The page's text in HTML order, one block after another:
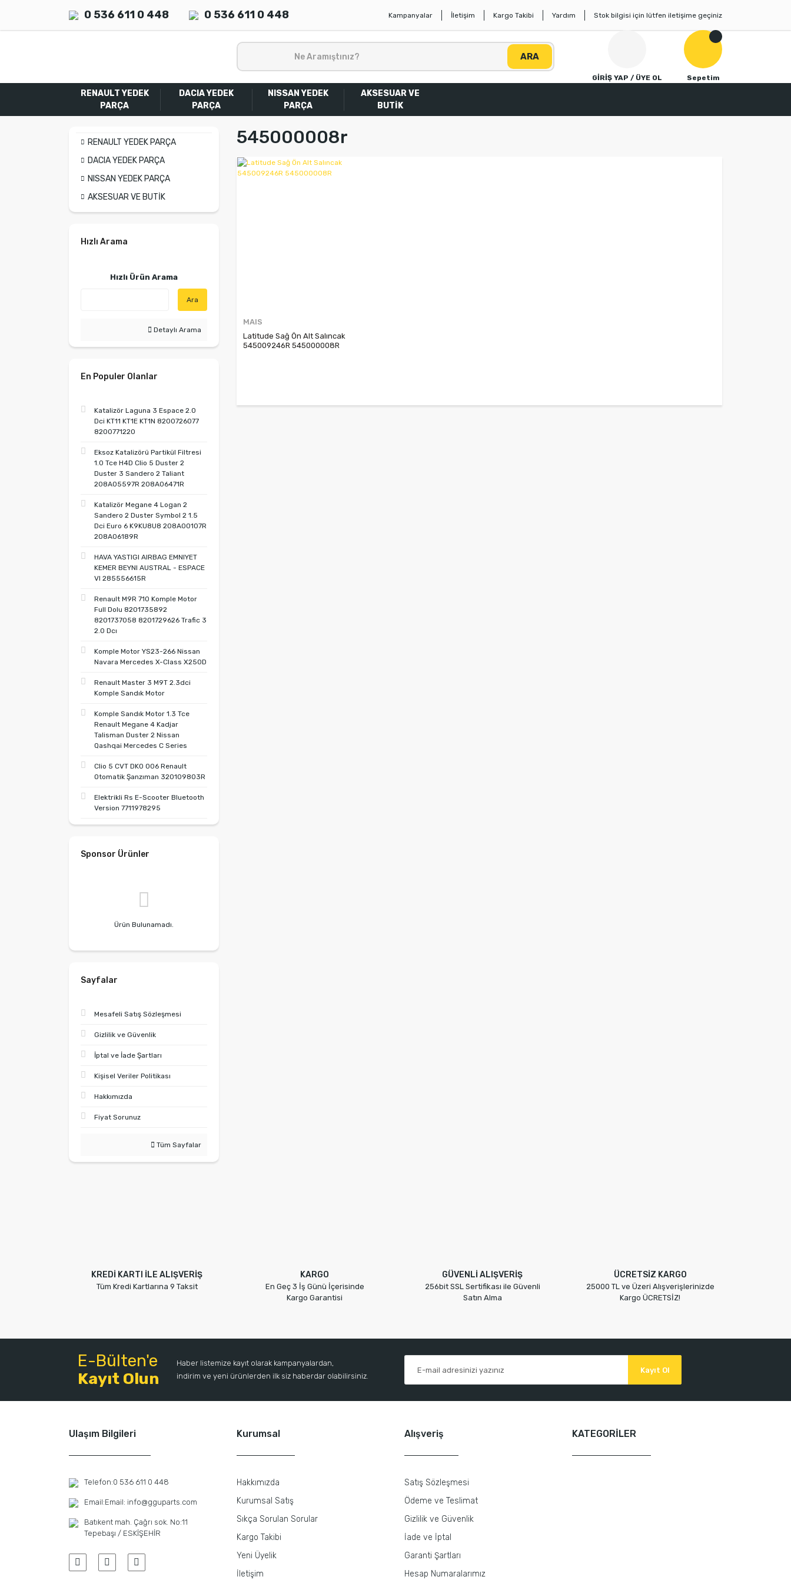
0 536 611 0 448 0 536 611 0 448 Kampanyalar İletişim Kargo Takibi Yardım Stok bilgisi için lütfen iletişime geçiniz
ARA
GİRİŞ YAP / ÜYE OL Sepetim
RENAULT YEDEK
PARÇA
DACIA YEDEK
PARÇA
NISSAN YEDEK
PARÇA
AKSESUAR VE
BUTİK
RENAULT YEDEK PARÇA
DACIA YEDEK PARÇA
NISSAN YEDEK PARÇA
AKSESUAR VE BUTİK
Hızlı Arama
Hızlı Ürün Arama
Ara
Detaylı Arama
En Populer Olanlar
Katalizör Laguna 3 Espace 2.0
Dci KT11 KT1E KT1N 8200726077
8200771220
Eksoz Katalizörü Partikül Filtresi
1.0 Tce H4D Clio 5 Duster 2
Duster 3 Sandero 2 Taliant
208A05597R 208A06471R
Katalizör Megane 4 Logan 2
Sandero 2 Duster Symbol 2 1.5
Dci Euro 6 K9KU8U8 208A00107R
208A06189R
HAVA YASTIGI AIRBAG EMNIYET
KEMER BEYNI AUSTRAL - ESPACE
VI 285556615R
Renault M9R 710 Komple Motor
Full Dolu 8201735892
8201737058 8201729626 Trafic 3
2.0 Dcı
Komple Motor YS23-266 Nissan
Navara Mercedes X-Class X250D
Renault Master 3 M9T 2.3dci
Komple Sandık Motor
Komple Sandık Motor 1.3 Tce
Renault Megane 4 Kadjar
Talisman Duster 2 Nissan
Qashqai Mercedes C Series
Clio 5 CVT DK0 006 Renault
Otomatik Şanzıman 320109803R
Elektrikli Rs E-Scooter Bluetooth
Version 7711978295
Sponsor Ürünler
Ürün Bulunamadı.
Sayfalar
Mesafeli Satış Sözleşmesi
Gizlilik ve Güvenlik
İptal ve İade Şartları
Kişisel Veriler Politikası
Hakkımızda
Fiyat Sorunuz
Tüm Sayfalar
545000008r
MAIS
Latitude Sağ Ön Alt Salıncak
545009246R 545000008R
KREDİ KARTI İLE ALIŞVERİŞ
Tüm Kredi Kartlarına 9 Taksit
KARGO
En Geç 3 İş Günü İçerisinde
Kargo Garantisi
GÜVENLİ ALIŞVERİŞ
256bit SSL Sertifikası ile Güvenli
Satın Alma
ÜCRETSİZ KARGO
25000 TL ve Üzeri Alışverişlerinizde
Kargo ÜCRETSİZ!
E-Bülten'e
Kayıt Olun
Haber listemize kayıt olarak kampanyalardan,
indirim ve yeni ürünlerden ilk siz haberdar olabilirsiniz.
Kayıt Ol
Ulaşım Bilgileri
Telefon:0 536 611 0 448
Email:Email: info@gguparts.com
Batıkent mah. Çağrı sok. No:11
Tepebaşı / ESKİŞEHİR
Kurumsal
Hakkımızda
Kurumsal Satış
Sıkça Sorulan Sorular
Kargo Takibi
Yeni Üyelik
İletişim
Alışveriş
Satış Sözleşmesi
Ödeme ve Teslimat
Gizlilik ve Güvenlik
İade ve İptal
Garanti Şartları
Hesap Numaralarımız
KATEGORİLER